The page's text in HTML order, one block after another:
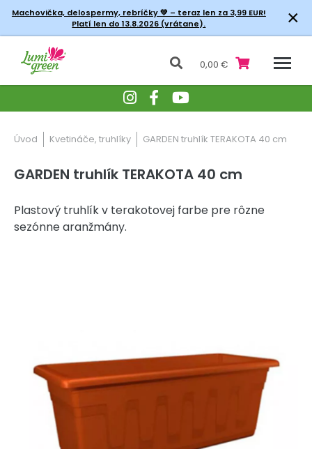
Machovička, delospermy, rebríčky💚 – teraz len za 3,99 EUR!
Platí len do 13.8.2026 (vrátane).
×
0,00 €
Úvod Kvetináče, truhlíky GARDEN truhlík TERAKOTA 40 cm
GARDEN truhlík TERAKOTA 40 cm
Plastový truhlík v terakotovej farbe pre rôzne
sezónne aranžmány.